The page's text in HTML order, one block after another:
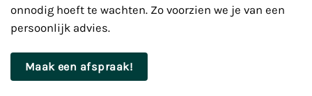
onnodig hoeft te wachten. Zo voorzien we je van een
persoonlijk advies.
Maak een afspraak!